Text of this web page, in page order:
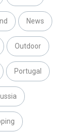
News
Outdoor
Portugal